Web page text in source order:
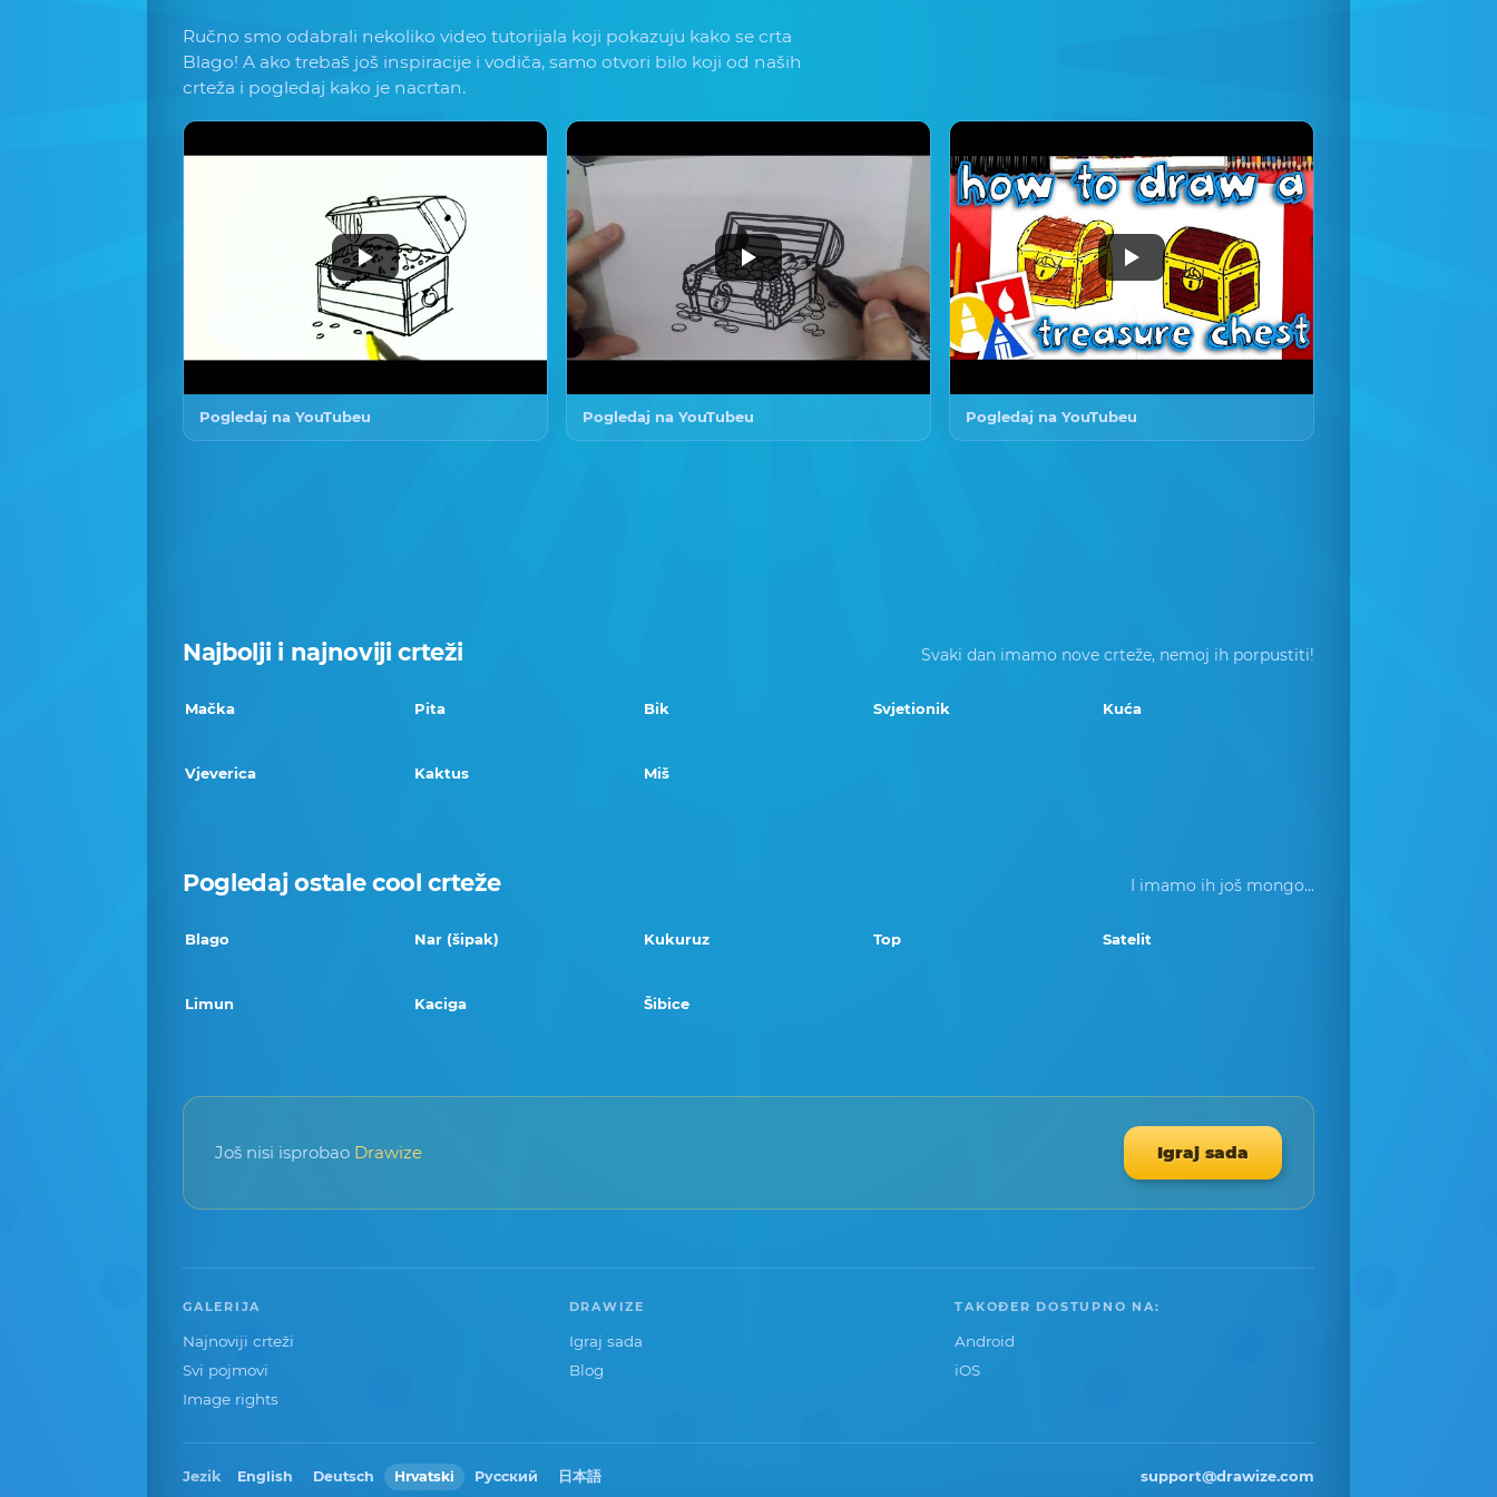
Ručno smo odabrali nekoliko video tutorijala koji pokazuju kako se crta
Blago! A ako trebaš još inspiracije i vodiča, samo otvori bilo koji od naših
crteža i pogledaj kako je nacrtan.
Pogledaj na YouTubeu Pogledaj na YouTubeu Pogledaj na YouTubeu
Najbolji i najnoviji crteži Svaki dan imamo nove crteže, nemoj ih porpustiti!
Mačka Pita Bik Svjetionik Kuća
Vjeverica Kaktus Miš
Pogledaj ostale cool crteže I imamo ih još mongo...
Blago Nar (šipak) Kukuruz Top Satelit
Limun Kaciga Šibice
Još nisi isprobao Drawize Igraj sada
GALERIJA
Najnoviji crteži
Svi pojmovi
Image rights
DRAWIZE
Igraj sada
Blog
TAKOĐER DOSTUPNO NA:
Android
iOS
Jezik English Deutsch Hrvatski Русский 日本語 support@drawize.com